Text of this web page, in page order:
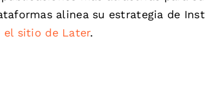
alinea su estrategia de
el sitio de Later.